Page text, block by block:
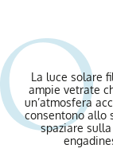
La luce solare
ampie vetrate
un’atmosfera
consentono allo
spaziare